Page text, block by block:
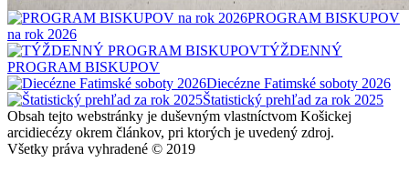
PROGRAM BISKUPOV
na rok 2026
TÝŽDENNÝ
PROGRAM BISKUPOV
Diecézne Fatimské soboty 2026
Štatistický prehľad za rok 2025
Obsah tejto webstránky je duševným vlastníctvom Košickej
arcidiecézy okrem článkov, pri ktorých je uvedený zdroj.
Všetky práva vyhradené © 2019